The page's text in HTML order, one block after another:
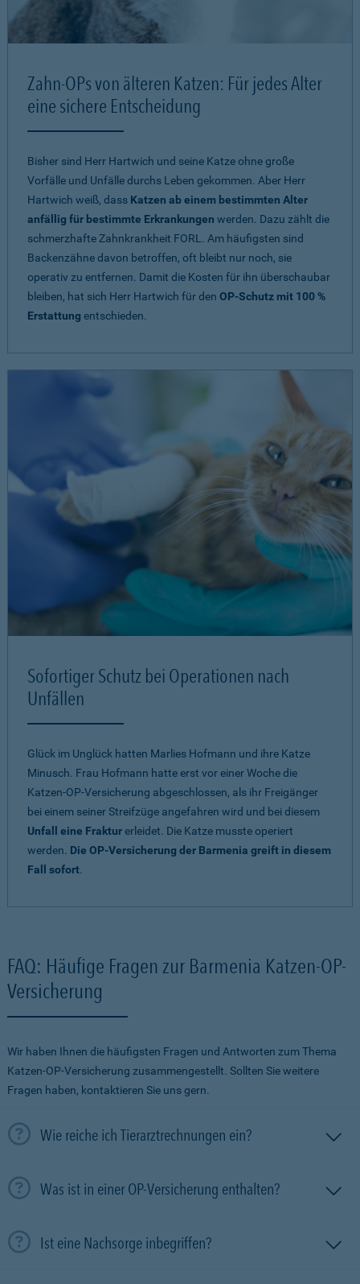
Zahn-OPs von älteren Katzen: Für jedes Alter
eine sichere Entscheidung
Bisher sind Herr Hartwich und seine Katze ohne große
Vorfälle und Unfälle durchs Leben gekommen. Aber Herr
Hartwich weiß, dass Katzen ab einem bestimmten Alter
anfällig für bestimmte Erkrankungen werden. Dazu zählt die
schmerzhafte Zahnkrankheit FORL. Am häufigsten sind
Backenzähne davon betroffen, oft bleibt nur noch, sie
operativ zu entfernen. Damit die Kosten für ihn überschaubar
bleiben, hat sich Herr Hartwich für den OP-Schutz mit 100 %
Erstattung entschieden.
Sofortiger Schutz bei Operationen nach
Unfällen
Glück im Unglück hatten Marlies Hofmann und ihre Katze
Minusch. Frau Hofmann hatte erst vor einer Woche die
Katzen-OP-Versicherung abgeschlossen, als ihr Freigänger
bei einem seiner Streifzüge angefahren wird und bei diesem
Unfall eine Frakturerleidet. Die Katze musste operiert
werden. Die OP-Versicherung der Barmenia greift in diesem
Fall sofort.
FAQ: Häufige Fragen zur Barmenia Katzen-OP-
Versicherung
Wir haben Ihnen die häufigsten Fragen und Antworten zum Thema
Katzen-OP-Versicherung zusammengestellt. Sollten Sie weitere
Fragen haben, kontaktieren Sie uns gern.
Wie reiche ich Tierarztrechnungen ein?
Was ist in einer OP-Versicherung enthalten?
Ist eine Nachsorge inbegriffen?